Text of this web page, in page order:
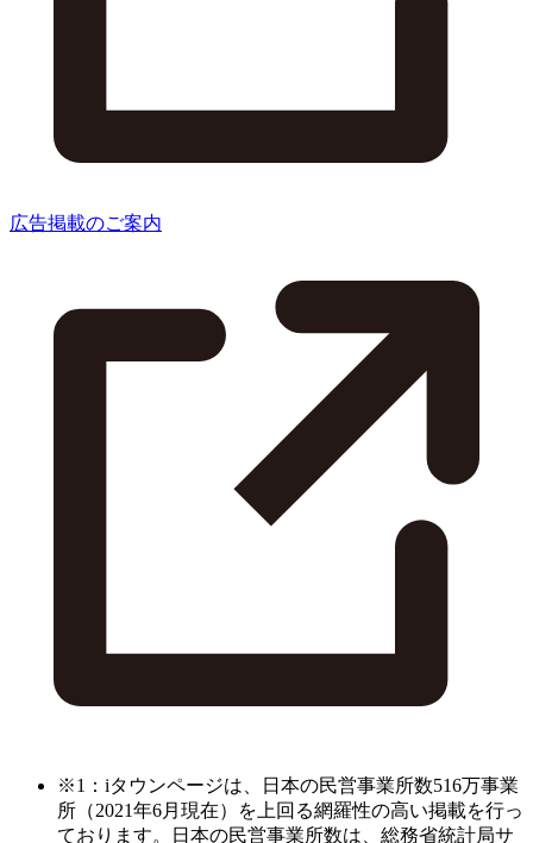
広告掲載のご案内
※1：iタウンページは、日本の民営事業所数516万事業
所（2021年6月現在）を上回る網羅性の高い掲載を行っ
ております。日本の民営事業所数は、総務省統計局サ